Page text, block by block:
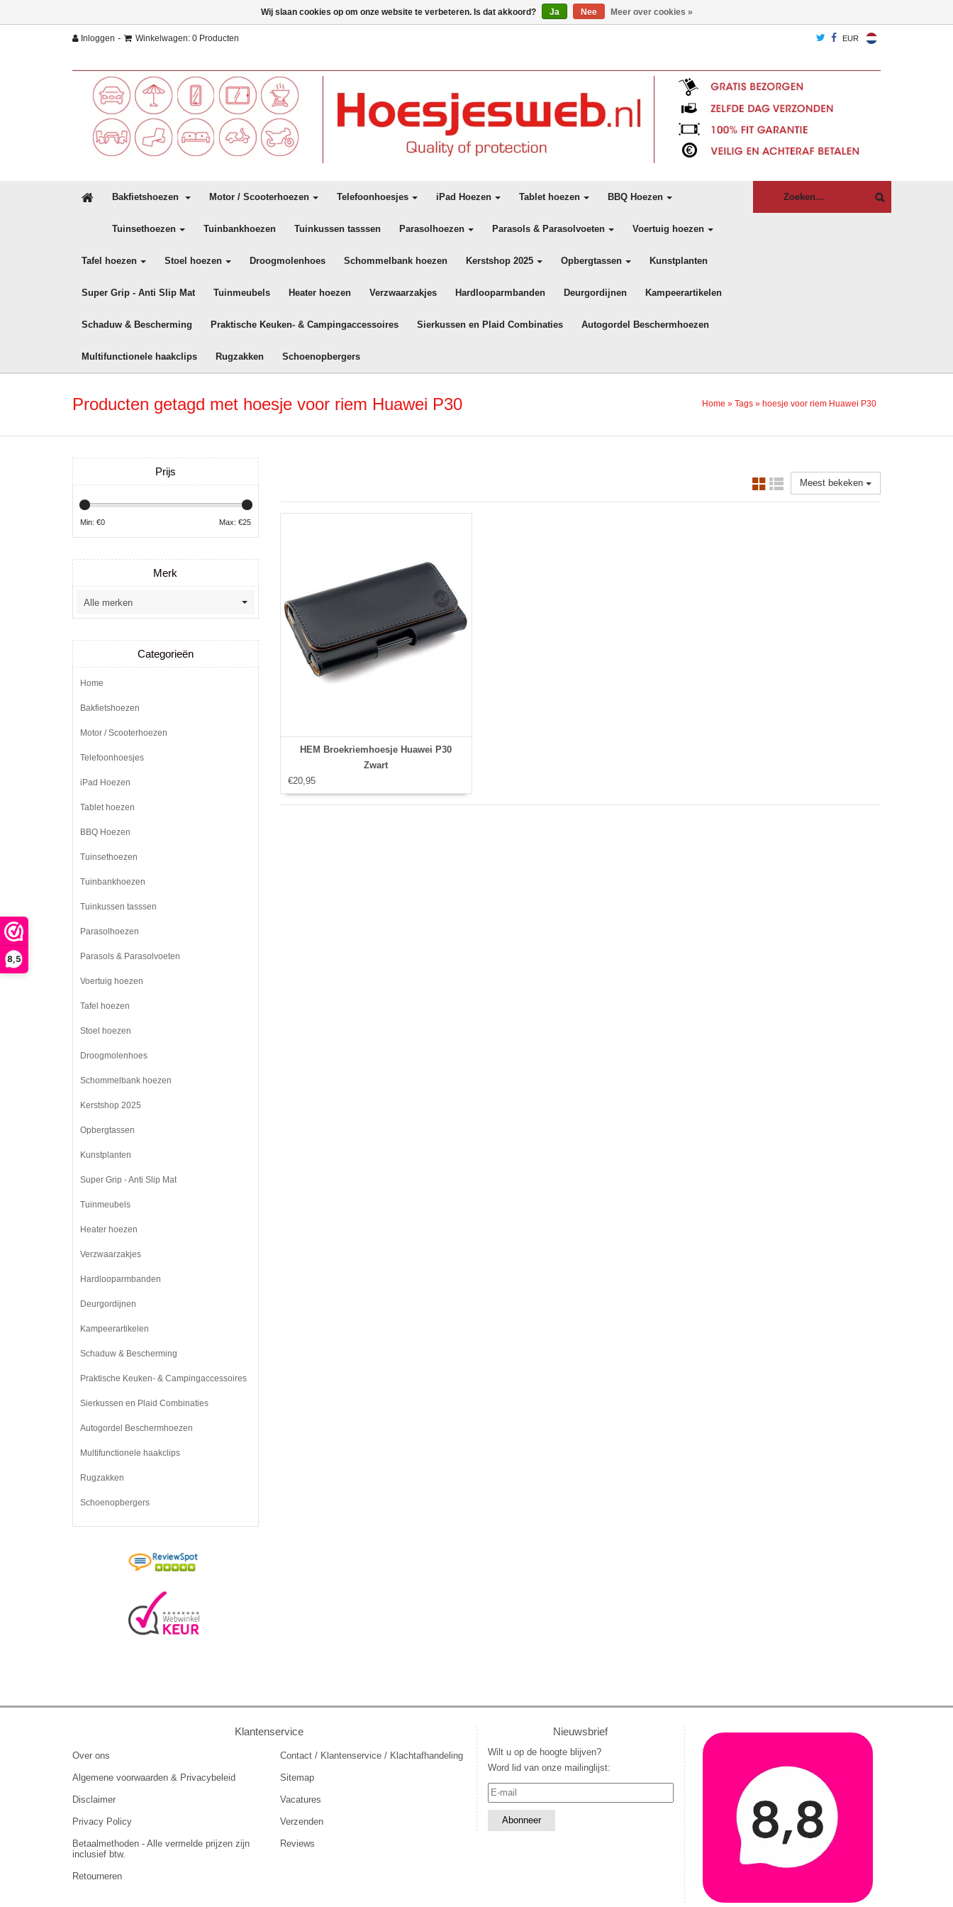
8,5
Inloggen - Winkelwagen: 0 Producten EUR
Bakfietshoezen Motor / Scooterhoezen Telefoonhoesjes iPad Hoezen Tablet hoezen BBQ Hoezen
Tuinsethoezen Tuinbankhoezen Tuinkussen tasssen Parasolhoezen Parasols & Parasolvoeten Voertuig hoezen
Tafel hoezen Stoel hoezen Droogmolenhoes Schommelbank hoezen Kerstshop 2025 Opbergtassen Kunstplanten
Super Grip - Anti Slip Mat Tuinmeubels Heater hoezen Verzwaarzakjes Hardlooparmbanden Deurgordijnen Kampeerartikelen
Schaduw & Bescherming Praktische Keuken- & Campingaccessoires Sierkussen en Plaid Combinaties Autogordel Beschermhoezen
Multifunctionele haakclips Rugzakken Schoenopbergers
Producten getagd met hoesje voor riem Huawei P30 Home » Tags » hoesje voor riem Huawei P30
Meest bekeken
HEM Broekriemhoesje Huawei P30
Zwart
€20,95
Prijs
Min: €0 Max: €25
Merk
Categorieën
Home
Bakfietshoezen
Motor / Scooterhoezen
Telefoonhoesjes
iPad Hoezen
Tablet hoezen
BBQ Hoezen
Tuinsethoezen
Tuinbankhoezen
Tuinkussen tasssen
Parasolhoezen
Parasols & Parasolvoeten
Voertuig hoezen
Tafel hoezen
Stoel hoezen
Droogmolenhoes
Schommelbank hoezen
Kerstshop 2025
Opbergtassen
Kunstplanten
Super Grip - Anti Slip Mat
Tuinmeubels
Heater hoezen
Verzwaarzakjes
Hardlooparmbanden
Deurgordijnen
Kampeerartikelen
Schaduw & Bescherming
Praktische Keuken- & Campingaccessoires
Sierkussen en Plaid Combinaties
Autogordel Beschermhoezen
Multifunctionele haakclips
Rugzakken
Schoenopbergers
Klantenservice
Over ons
Algemene voorwaarden & Privacybeleid
Disclaimer
Privacy Policy
Betaalmethoden - Alle vermelde prijzen zijn
inclusief btw.
Retourneren
Contact / Klantenservice / Klachtafhandeling
Sitemap
Vacatures
Verzenden
Reviews
Nieuwsbrief
Wilt u op de hoogte blijven?
Word lid van onze mailinglijst:
Wij slaan cookies op om onze website te verbeteren. Is dat akkoord? Ja Nee Meer over cookies »